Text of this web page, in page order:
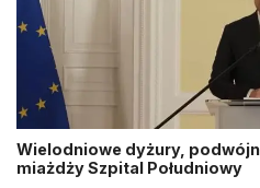
Wielodniowe dyżury,
miażdży Szpital Południowy